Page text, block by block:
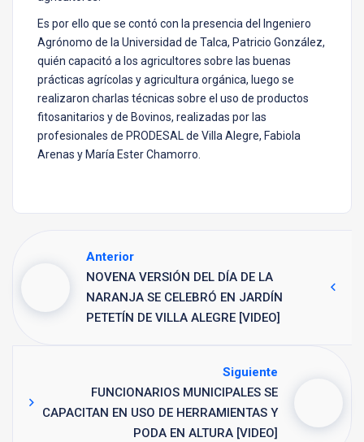
Es por ello que se contó con la presencia del Ingeniero
Agrónomo de la Universidad de Talca, Patricio González,
quién capacitó a los agricultores sobre las buenas
prácticas agrícolas y agricultura orgánica, luego se
realizaron charlas técnicas sobre el uso de productos
fitosanitarios y de Bovinos, realizadas por las
profesionales de PRODESAL de Villa Alegre, Fabiola
Arenas y María Ester Chamorro.
Anterior
NOVENA VERSIÓN DEL DÍA DE LA
NARANJA SE CELEBRÓ EN JARDÍN
PETETÍN DE VILLA ALEGRE [VIDEO]
Siguiente
FUNCIONARIOS MUNICIPALES SE
CAPACITAN EN USO DE HERRAMIENTAS Y
PODA EN ALTURA [VIDEO]